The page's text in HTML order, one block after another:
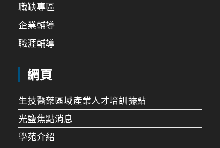
職缺專區
企業輔導
職涯輔導
網頁
生技醫藥區域產業人才培訓據點
光鹽焦點消息
學苑介紹